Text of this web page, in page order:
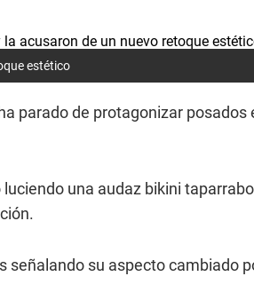
estético
parado de protagonizar posados
una audaz bikini
señalando su aspecto cambiado